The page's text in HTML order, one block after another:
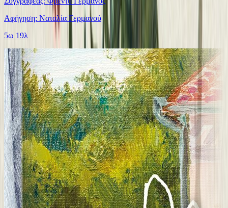
Αφήγηση: Ναταλία Γερμανού
5ω 19λ